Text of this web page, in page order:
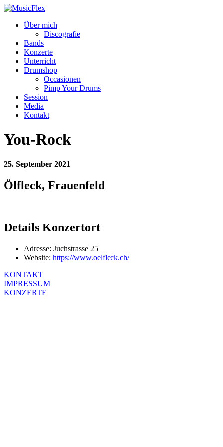
Über mich
Discografie
Bands
Konzerte
Unterricht
Drumshop
Occasionen
Pimp Your Drums
Session
Media
Kontakt
You-Rock
25. September 2021
Ölfleck, Frauenfeld
Details Konzertort
Adresse: Juchstrasse 25
Website: https://www.oelfleck.ch/
KONTAKT
IMPRESSUM
KONZERTE